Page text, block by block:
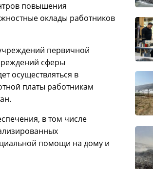
повышения
оклады работников
первичной
сферы
осуществляться в
платы работникам
в том числе
помощи на дому и